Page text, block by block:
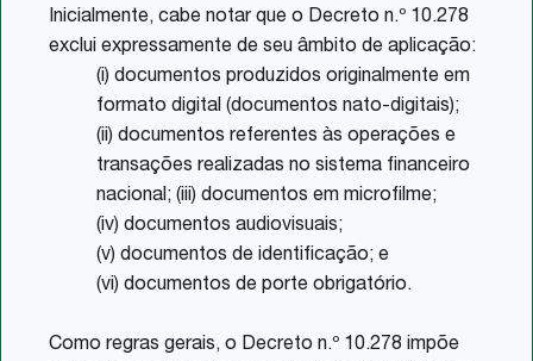
Inicialmente, cabe notar que o Decreto n.º 10.278
exclui expressamente de seu âmbito de aplicação:
(i) documentos produzidos originalmente em
formato digital (documentos nato-digitais);
(ii) documentos referentes às operações e
transações realizadas no sistema financeiro
nacional; (iii) documentos em microfilme;
(iv) documentos audiovisuais;
(v) documentos de identificação; e
(vi) documentos de porte obrigatório.
Como regras gerais, o Decreto n.º 10.278 impõe